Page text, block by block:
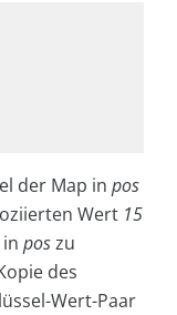
der Map in pos
Wert 15
poszu
des
Wert-Paar